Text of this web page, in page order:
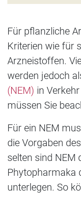
Für pflanzliche
Kriterien wie für
Arzneistoffen.
werden jedoch
(NEM) in
müssen Sie
Für ein NEM
die Vorgaben
selten sind NEM
Phytopharmaka
unterlegen. So